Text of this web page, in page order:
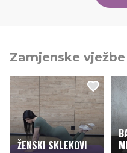
Zamjenske vježbe
ŽENSKI SKLEKOVI